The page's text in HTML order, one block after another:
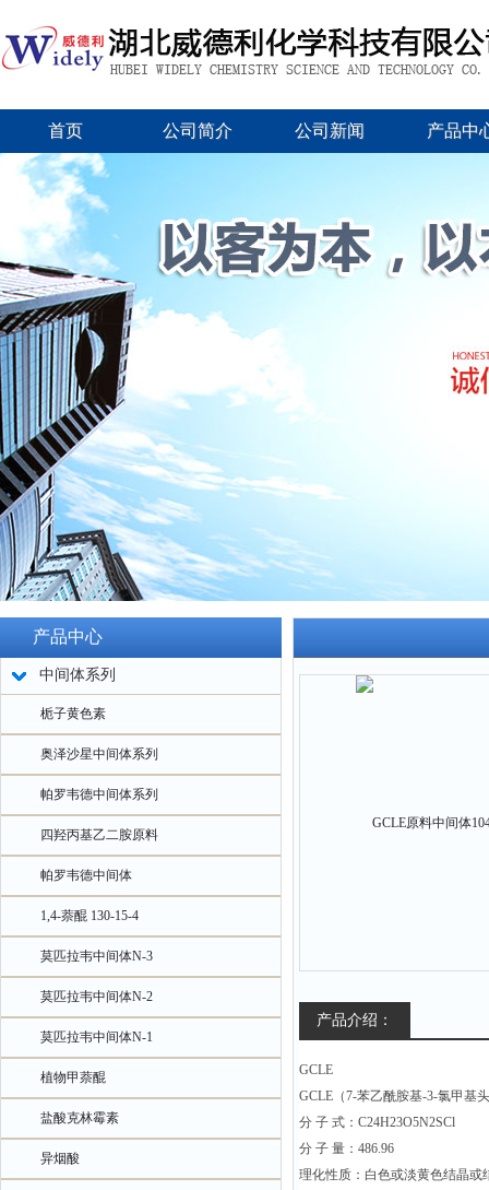
首页 公司简介 公司新闻 产品中
产品中心
中间体系列
栀子黄色素
奥泽沙星中间体系列
帕罗韦德中间体系列
四羟丙基乙二胺原料
帕罗韦德中间体
1,4-萘醌 130-15-4
莫匹拉韦中间体N-3
莫匹拉韦中间体N-2
莫匹拉韦中间体N-1
植物甲萘醌
盐酸克林霉素
异烟酸
产品介绍：
GCLE
GCLE（7-苯乙酰胺基-3-氯甲基
分 子 式：C24H23O5N2SCl
分 子 量：486.96
理化性质：白色或淡黄色结晶